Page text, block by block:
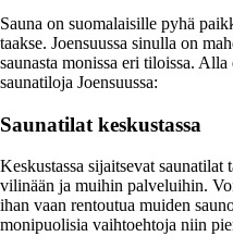
Sauna on suomalaisille pyhä
taakse. Joensuussa sinulla on
saunasta monissa eri tiloissa.
saunatiloja Joensuussa:
Saunatilat keskustassa
Keskustassa sijaitsevat
vilinään ja muihin palveluihin.
ihan vaan rentoutua muiden
monipuolisia vaihtoehtoja niin